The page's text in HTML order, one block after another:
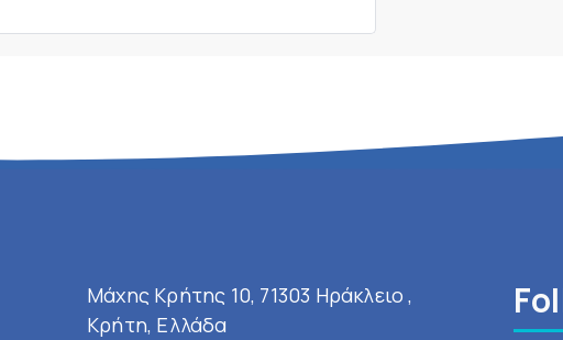
Μάχης Κρήτης 10, 71303 Ηράκλειο ,
Κρήτη, Ελλάδα